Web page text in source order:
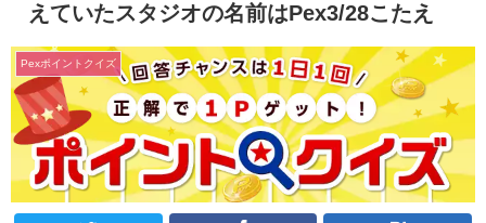
えていたスタジオの名前はPex3/28こたえ
Pexポイントクイズ